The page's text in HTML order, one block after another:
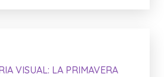
VISUAL: LA PRIMAVERA